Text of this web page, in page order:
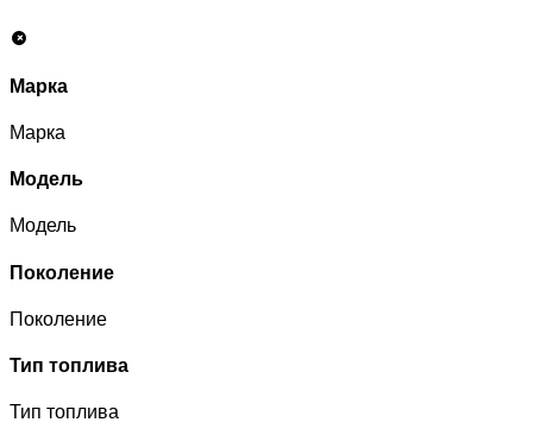
Марка
Марка
Модель
Модель
Поколение
Поколение
Тип топлива
Тип топлива